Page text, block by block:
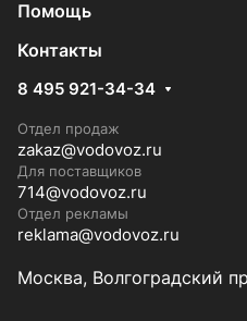
Помощь
Контакты
8 495 921-34-34
Отдел продаж
zakaz@vodovoz.ru
Для поставщиков
714@vodovoz.ru
Отдел рекламы
reklama@vodovoz.ru
Москва, Волгоградский